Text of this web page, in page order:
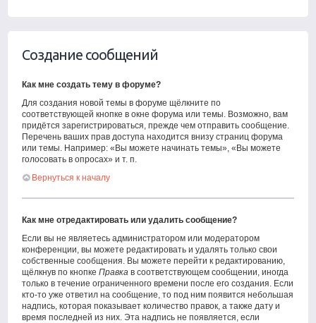
Создание сообщений
Как мне создать тему в форуме?
Для создания новой темы в форуме щёлкните по
соответствующей кнопке в окне форума или темы. Возможно, вам
придётся зарегистрироваться, прежде чем отправить сообщение.
Перечень ваших прав доступа находится внизу страниц форума
или темы. Например: «Вы можете начинать темы», «Вы можете
голосовать в опросах» и т. п.
Вернуться к началу
Как мне отредактировать или удалить сообщение?
Если вы не являетесь администратором или модератором
конференции, вы можете редактировать и удалять только свои
собственные сообщения. Вы можете перейти к редактированию,
щёлкнув по кнопкеПравка в соответствующем сообщении, иногда
только в течение ограниченного времени после его создания. Если
кто-то уже ответил на сообщение, то под ним появится небольшая
надпись, которая показывает количество правок, а также дату и
время последней из них. Эта надпись не появляется, если